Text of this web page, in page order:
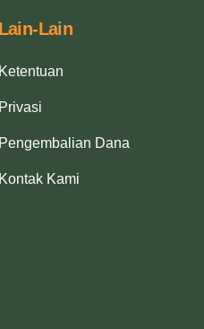
Lain-Lain
Ketentuan
Privasi
Pengembalian Dana
Kontak Kami